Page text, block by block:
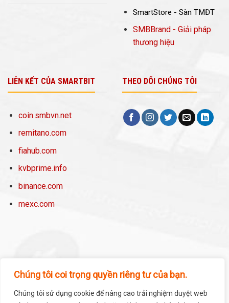
Chúng tôi coi trọng quyền riêng tư của bạn.
Chúng tôi sử dụng cookie để nâng cao trải nghiệm duyệt web
SmartStore - Sàn TMĐT
SMBBrand - Giải pháp
thương hiệu
LIÊN KẾT CỦA SMARTBIT
coin.smbvn.net
remitano.com
fiahub.com
kvbprime.info
binance.com
mexc.com
THEO DÕI CHÚNG TÔI